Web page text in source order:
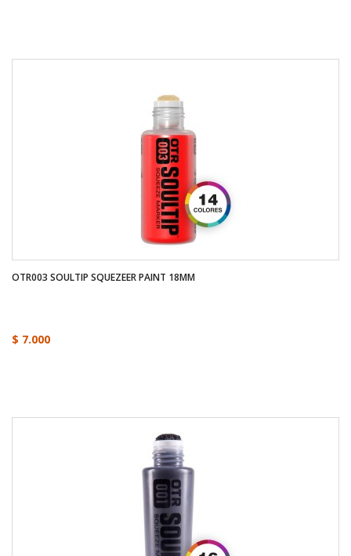
OTR003 SOULTIP SQUEZEER PAINT 18MM
$ 7.000